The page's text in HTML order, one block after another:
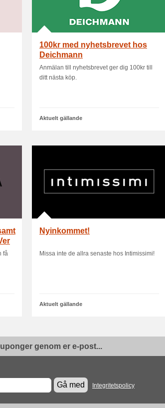
100kr med nyhetsbrevet hos
Deichmann
Anmälan till nyhetsbrevet ger dig 100kr till
ditt nästa köp.
Aktuelt gällande
få
Nyinkommet!
Missa inte de allra senaste hos Intimissimi!
Aktuelt gällande
genom er e-post...
Gå med
Integritetspolicy